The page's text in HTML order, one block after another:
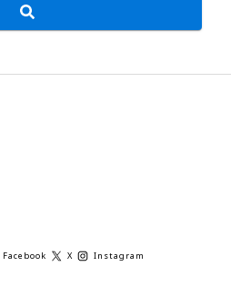
Facebook X
Instagram